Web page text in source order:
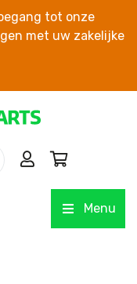
tot onze
met uw zakelijke
Menu